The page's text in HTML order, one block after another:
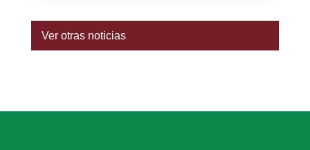
Ver otras noticias